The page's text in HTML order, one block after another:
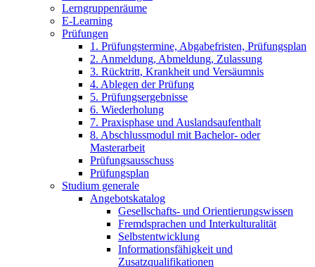
Lerngruppenräume
E-Learning
Prüfungen
1. Prüfungstermine, Abgabefristen, Prüfungsplan
2. Anmeldung, Abmeldung, Zulassung
3. Rücktritt, Krankheit und Versäumnis
4. Ablegen der Prüfung
5. Prüfungsergebnisse
6. Wiederholung
7. Praxisphase und Auslandsaufenthalt
8. Abschlussmodul mit Bachelor- oder
Masterarbeit
Prüfungsausschuss
Prüfungsplan
Studium generale
Angebotskatalog
Gesellschafts- und Orientierungswissen
Fremdsprachen und Interkulturalität
Selbstentwicklung
Informationsfähigkeit und
Zusatzqualifikationen